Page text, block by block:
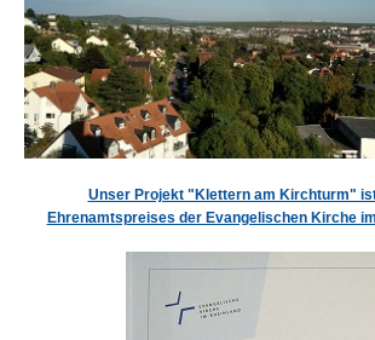
Unser Projekt "Klettern am Kirchturm"
Ehrenamtspreises der Evangelischen Kirche